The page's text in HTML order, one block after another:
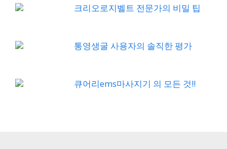
크리오로지벨트 전문가의 비밀 팁
통영생굴 사용자의 솔직한 평가
큐어리ems마사지기 의 모든 것!!